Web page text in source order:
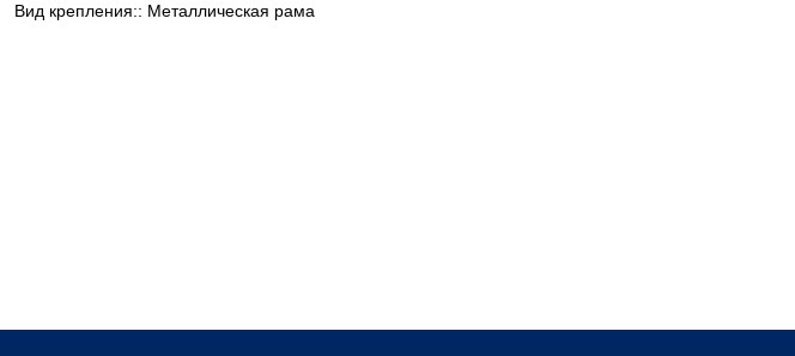
Вид крепления:: Металлическая рама